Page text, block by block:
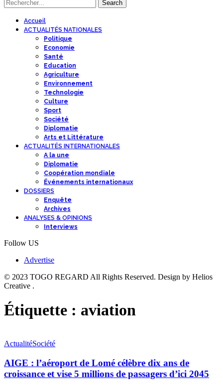
Accueil
ACTUALITÉS NATIONALES
Politique
Economie
Santé
Education
Agriculture
Environnement
Technologie
Culture
Sport
Société
Diplomatie
Arts et Littérature
ACTUALITÉS INTERNATIONALES
A la une
Diplomatie
Coopération mondiale
Événements internationaux
DOSSIERS
Enquête
Archives
ANALYSES & OPINIONS
Interviews
Follow US
Advertise
© 2023 TOGO REGARD All Rights Reserved. Design by Helios
Creative .
Étiquette : aviation
ActualitéSociété
AIGE : l’aéroport de Lomé célèbre dix ans de
croissance et vise 5 millions de passagers d’ici 2045